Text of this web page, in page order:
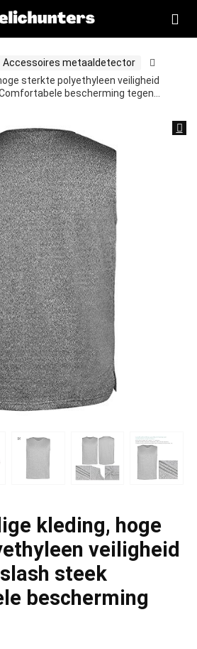
Accessoires metaaldetector
sterkte polyethyleen veiligheid
bescherming tegen…
kleding, hoge
veiligheid
steek
bescherming